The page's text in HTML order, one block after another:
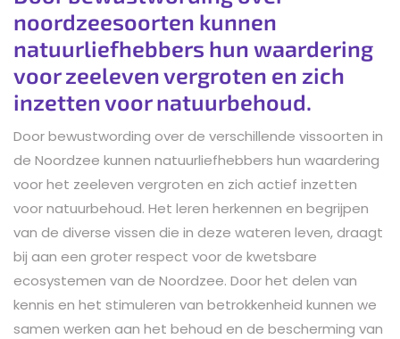
noordzeesoorten kunnen
natuurliefhebbers hun waardering
voor zeeleven vergroten en zich
inzetten voor natuurbehoud.
Door bewustwording over de verschillende vissoorten in
de Noordzee kunnen natuurliefhebbers hun waardering
voor het zeeleven vergroten en zich actief inzetten
voor natuurbehoud. Het leren herkennen en begrijpen
van de diverse vissen die in deze wateren leven, draagt
bij aan een groter respect voor de kwetsbare
ecosystemen van de Noordzee. Door het delen van
kennis en het stimuleren van betrokkenheid kunnen we
samen werken aan het behoud en de bescherming van